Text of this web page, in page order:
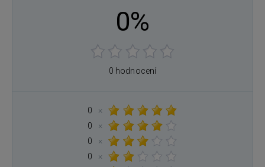
0%
0 hodnocení
0
×
0
×
0
×
0
×